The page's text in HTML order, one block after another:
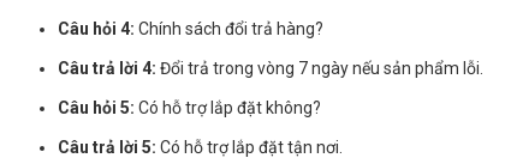
Câu hỏi 4: Chính sách đổi trả hàng?
Câu trả lời 4: Đổi trả trong vòng 7 ngày nếu sản phẩm lỗi.
Câu hỏi 5: Có hỗ trợ lắp đặt không?
Câu trả lời 5: Có hỗ trợ lắp đặt tận nơi.